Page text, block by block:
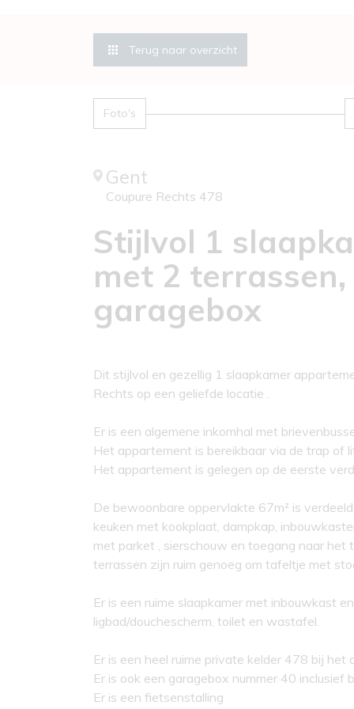
Terug naar overzicht
Stijlvol 1
met 2
garagebox
Gent
Coupure Rechts 478
Foto's
Dit stijlvol en gezellig 1 slaapkamer
Rechts op een geliefde locatie .
Er is een algemene inkomhal met
Het appartement is bereikbaar via de trap of
Het appartement is gelegen op de eerste
De bewoonbare oppervlakte 67m² is
keuken met kookplaat, dampkap,
met parket , sierschouw en toegang naar het
terrassen zijn ruim genoeg om tafeltje met
Er is een ruime slaapkamer met inbouwkast
ligbad/douchescherm, toilet en wastafel.
Er is een heel ruime private kelder 478 bij het
Er is ook een garagebox nummer 40 inclusief
Er is een fietsenstalling